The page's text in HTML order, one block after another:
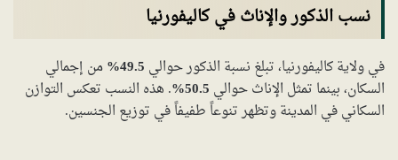
نسب الذكور والإناث في كاليفورنيا
في ولاية كاليفورنيا، تبلغ نسبة الذكور حوالي 49.5%
من إجمالي
السكان، بينما تمثل الإناث حوالي 50.5% . هذه النسب تعكس التوازن
السكاني في المدينة وتظهر تنوعاً طفيفاً في توزيع الجنسين.